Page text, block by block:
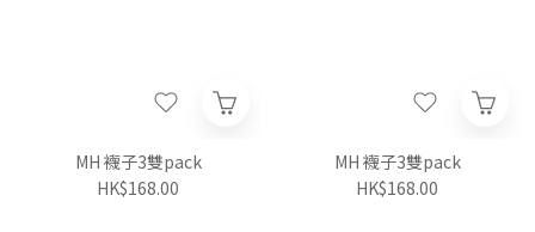
MH 襪子3雙pack
HK$168.00
MH 襪子3雙pack
HK$168.00